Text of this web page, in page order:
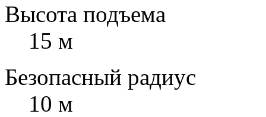
Высота подъема
15 м
Безопасный радиус
10 м